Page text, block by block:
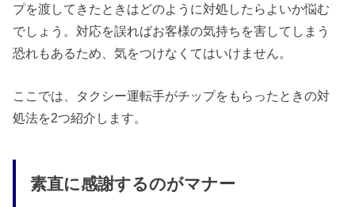
プを渡してきたときはどのように対処したらよいか悩む
でしょう。対応を誤ればお客様の気持ちを害してしまう
恐れもあるため、気をつけなくてはいけません。
ここでは、タクシー運転手がチップをもらったときの対
処法を2つ紹介します。
素直に感謝するのがマナー